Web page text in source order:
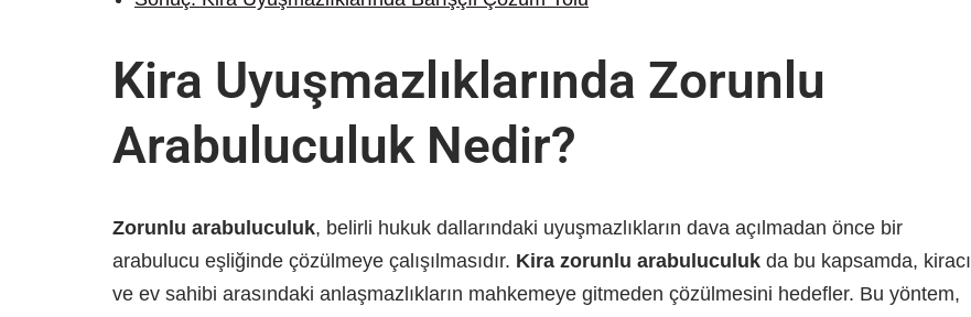
Kira Uyuşmazlıklarında Zorunlu
Arabuluculuk Nedir?
Zorunlu arabuluculuk, belirli hukuk dallarındaki uyuşmazlıkların dava açılmadan önce bir
arabulucu eşliğinde çözülmeye çalışılmasıdır. Kira zorunlu arabuluculuk da bu kapsamda, kiracı
ve ev sahibi arasındaki anlaşmazlıkların mahkemeye gitmeden çözülmesini hedefler. Bu yöntem,